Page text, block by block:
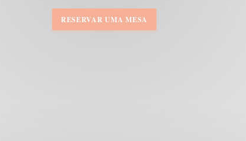
RESERVAR UMA MESA